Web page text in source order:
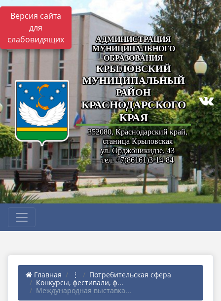
Версия сайта
для
слабовидящих
АДМИНИСТРАЦИЯ
МУНИЦИПАЛЬНОГО
ОБРАЗОВАНИЯ
КРЫЛОВСКИЙ
МУНИЦИПАЛЬНЫЙ
РАЙОН
КРАСНОДАРСКОГО
КРАЯ
352080, Краснодарский край,
станица Крыловская
ул. Орджоникидзе, 43
тел. +7(86161)3-14-84
Главная ⋮
Потребительская сфера
Конкурсы, фестивали, ф...
Международная выставка...